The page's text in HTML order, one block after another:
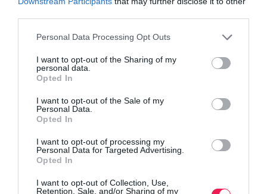
Personal Data Processing Opt Outs
I want to opt-out of the Sharing of my
personal data.
Opted In
I want to opt-out of the Sale of my
Personal Data.
Opted In
I want to opt-out of processing my
Personal Data for Targeted Advertising.
Opted In
I want to opt-out of Collection, Use,
Retention, Sale, and/or Sharing of my